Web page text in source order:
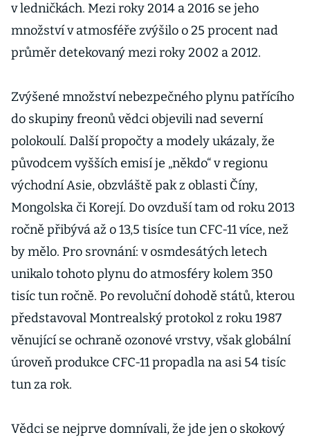
v ledničkách. Mezi roky 2014 a 2016 se jeho
množství v atmosféře zvýšilo o 25 procent nad
průměr detekovaný mezi roky 2002 a 2012.
Zvýšené množství nebezpečného plynu patřícího
do skupiny freonů vědci objevili nad severní
polokoulí. Další propočty a modely ukázaly, že
původcem vyšších emisí je „někdo“ v regionu
východní Asie, obzvláště pak z oblasti Číny,
Mongolska či Korejí. Do ovzduší tam od roku 2013
ročně přibývá až o 13,5 tisíce tun CFC-11 více, než
by mělo. Pro srovnání: v osmdesátých letech
unikalo tohoto plynu do atmosféry kolem 350
tisíc tun ročně. Po revoluční dohodě států, kterou
představoval Montrealský protokol z roku 1987
věnující se ochraně ozonové vrstvy, však globální
úroveň produkce CFC-11 propadla na asi 54 tisíc
tun za rok.
Vědci se nejprve domnívali, že jde jen o skokový